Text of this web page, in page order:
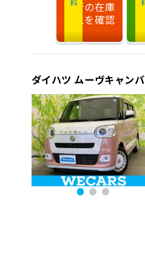
最新の在庫
状況を確認
ダイハツ ムーヴキャン